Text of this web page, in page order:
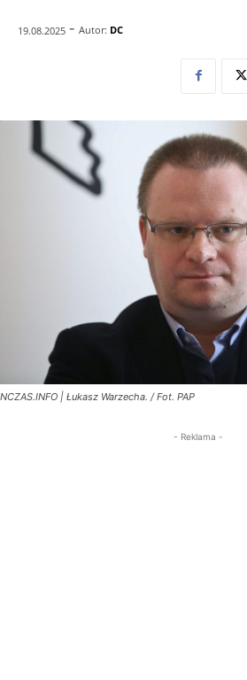
19.08.2025 - Autor: DC
NCZAS.INFO | Łukasz Warzecha. / Fot. PAP
- Reklama -